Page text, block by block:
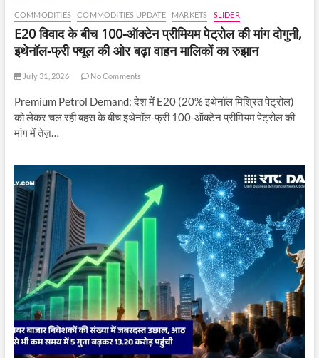
COMMODITIES COMMODITIES UPDATE MARKETS SLIDER
E20 विवाद के बीच 100-ऑक्टेन प्रीमियम पेट्रोल की मांग दोगुनी,
इथेनॉल-फ्री फ्यूल की ओर बढ़ा वाहन मालिकों का रुझान
July 31, 2026 No Comments
Premium Petrol Demand: देश में E20 (20% इथेनॉल मिश्रित पेट्रोल)
को लेकर चल रही बहस के बीच इथेनॉल-फ्री 100-ऑक्टेन प्रीमियम पेट्रोल की
मांग में तेज़…